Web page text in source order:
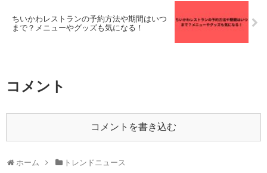
ちいかわレストランの予約方法や期間はいつ
まで？メニューやグッズも気になる！
コメント
コメントを書き込む
ホーム トレンドニュース